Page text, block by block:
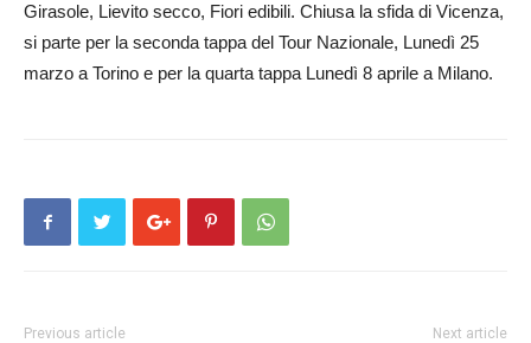
Girasole, Lievito secco, Fiori edibili. Chiusa la sfida di Vicenza,
si parte per la seconda tappa del Tour Nazionale, Lunedì 25
marzo a Torino e per la quarta tappa Lunedì 8 aprile a Milano.
Previous article Next article